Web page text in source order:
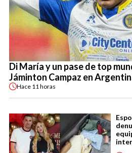
Di María y un pase de top
Jáminton Campaz en
Hace 11 horas